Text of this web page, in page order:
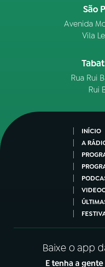
São
Avenida
Vila
Rua Rui
Rui
INÍCIO
A
Baixe o app
E tenha a